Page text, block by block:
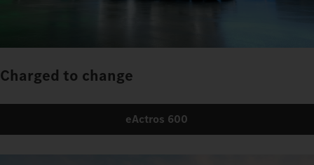
Charged to change
eActros 600